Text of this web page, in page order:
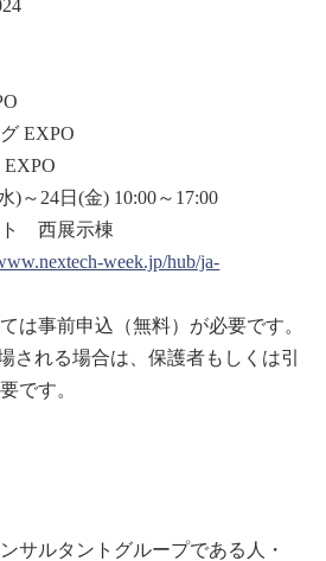
EXPO
)～24日(金) 10:00～17:00
ト 西展示棟
week.jp/hub/ja-
は事前申込（無料）が必要です。
れる場合は、保護者もしくは引
です。
サルタントグループである人・